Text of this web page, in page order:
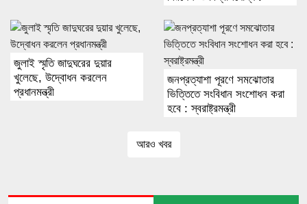
জুলাই স্মৃতি জাদুঘরের দুয়ার
খুলেছে, উদ্বোধন করলেন
প্রধানমন্ত্রী
জনপ্রত্যাশা পূরণে সমঝোতার
ভিত্তিতে সংবিধান সংশোধন করা
হবে : স্বরাষ্ট্রমন্ত্রী
আরও খবর